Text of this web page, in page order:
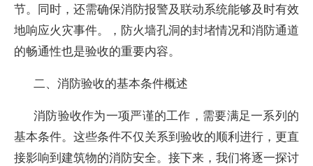
节。同时，还需确保消防报警及联动系统能够及时有效
地响应火灾事件。，防火墙孔洞的封堵情况和消防通道
的畅通性也是验收的重要内容。
二、消防验收的基本条件概述
消防验收作为一项严谨的工作，需要满足一系列的
基本条件。这些条件不仅关系到验收的顺利进行，更直
接影响到建筑物的消防安全。接下来，我们将逐一探讨